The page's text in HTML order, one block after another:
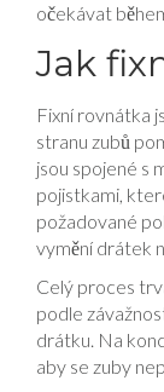
očekávat
Jak
Fixní rovnátka
stranu zubů
jsou spojené s
pojistkami,
požadované
vymění drátek
Celý proces
podle
drátku. Na
aby se zuby